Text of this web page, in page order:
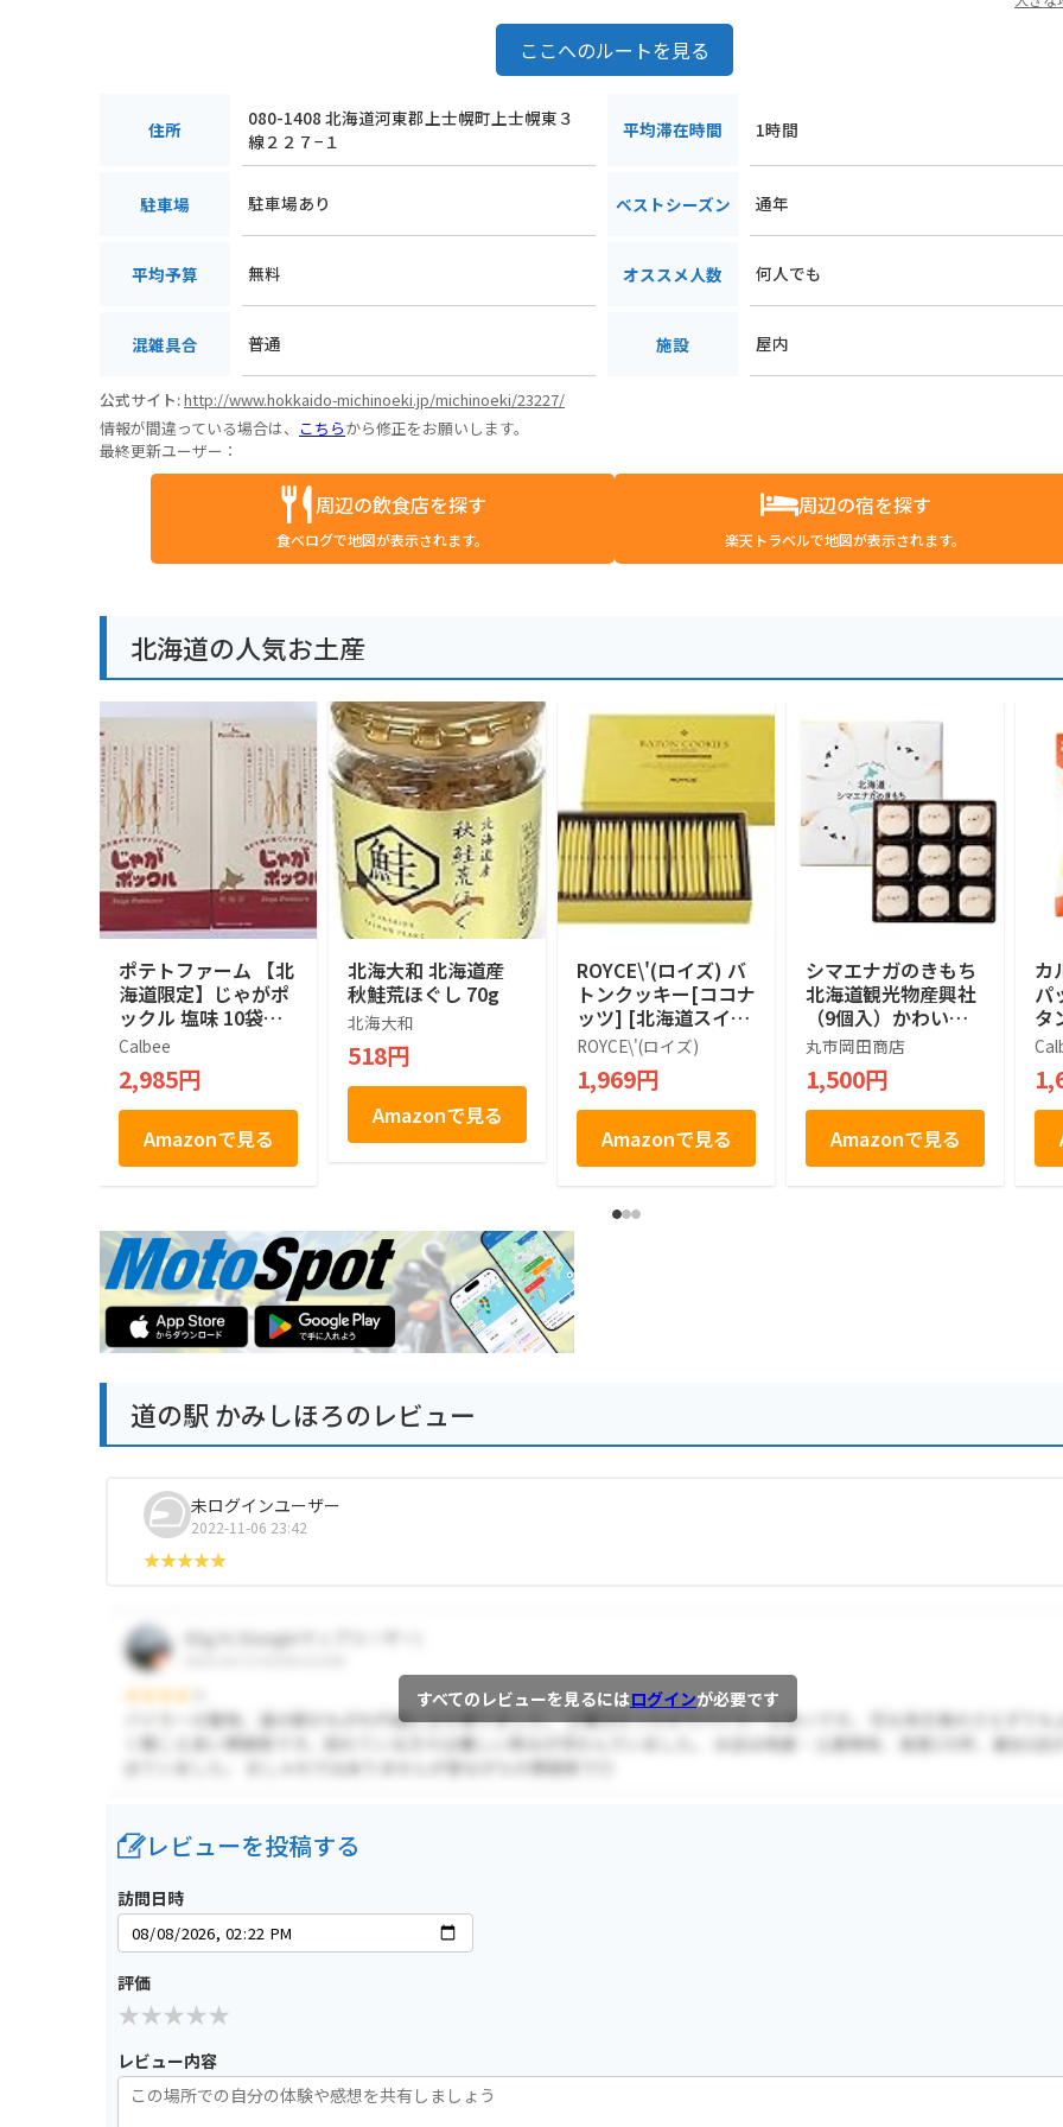
ここへのルートを見る
住所
080-1408 北海道河東郡上士幌町上士幌東３
線２２７−１
平均滞在時間 1時間
駐車場 駐車場あり ベストシーズン 通年
平均予算 無料 オススメ人数 何人でも
混雑具合 普通 施設 屋内
公式サイト:http://www.hokkaido-michinoeki.jp/michinoeki/23227/
情報が間違っている場合は、 こちらから修正をお願いします。
最終更新ユーザー：
周辺の飲食店を探す
食べログで地図が表示されます。
周辺の宿を探す
楽天トラベルで地図が表示されます。
北海道の人気お土産
ポテトファーム 【北
海道限定】じゃがポ
ックル 塩味 10袋入
×２箱
Calbee
2,985円
Amazonで見る
北海大和 北海道産
秋鮭荒ほぐし 70g
北海大和
518円
Amazonで見る
ROYCE\'(ロイズ) バ
トンクッキー[ココナ
ッツ] [北海道スイー
ツ] 25個 (x 1)
ROYCE\'(ロイズ)
1,969円
Amazonで見る
シマエナガのきもち
北海道観光物産興社
（9個入）かわいい
シマエナガ (1箱)
丸市岡田商店
1,500円
Amazonで見る
カ
パ
タ
袋
道の駅 かみしほろのレビュー
未ログインユーザー
2022-11-06 23:42
すべてのレビューを見るにはログインが必要です
レビューを投稿する
訪問日時
評価
レビュー内容